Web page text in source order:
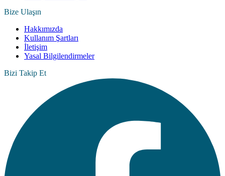
Bize Ulaşın
Hakkımızda
Kullanım Şartları
İletişim
Yasal Bilgilendirmeler
Bizi Takip Et